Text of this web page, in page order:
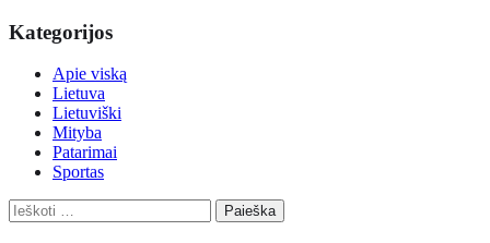
Kategorijos
Apie viską
Lietuva
Lietuviški
Mityba
Patarimai
Sportas
Ieškoti: